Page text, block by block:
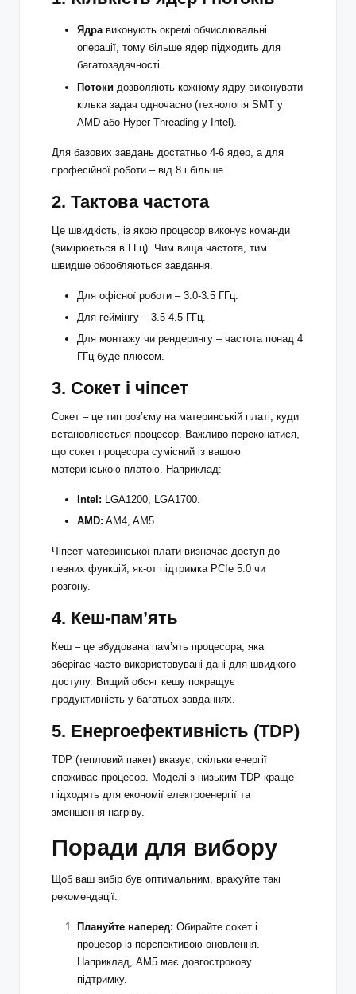
Ядравиконують окремі обчислювальні
операції, тому більше ядер підходить для
багатозадачності.
Потоки дозволяють кожному ядру виконувати
кілька задач одночасно (технологія SMT у
AMD або Hyper-Threading у Intel).
Для базових завдань достатньо 4-6 ядер, а для
професійної роботи – від 8 і більше.
2. Тактова частота
Це швидкість, із якою процесор виконує команди
(вимірюється в ГГц). Чим вища частота, тим
швидше обробляються завдання.
Для офісної роботи – 3.0-3.5 ГГц.
Для геймінгу – 3.5-4.5 ГГц.
Для монтажу чи рендерингу – частота понад 4
ГГц буде плюсом.
3. Сокет і чіпсет
Сокет – це тип роз’єму на материнській платі, куди
встановлюється процесор. Важливо переконатися,
що сокет процесора сумісний із вашою
материнською платою. Наприклад:
Intel: LGA1200, LGA1700.
AMD: AM4, AM5.
Чіпсет материнської плати визначає доступ до
певних функцій, як-от підтримка PCIe 5.0 чи
розгону.
4. Кеш-пам’ять
Кеш – це вбудована пам’ять процесора, яка
зберігає часто використовувані дані для швидкого
доступу. Вищий обсяг кешу покращує
продуктивність у багатьох завданнях.
5. Енергоефективність (TDP)
TDP (тепловий пакет) вказує, скільки енергії
споживає процесор. Моделі з низьким TDP краще
підходять для економії електроенергії та
зменшення нагріву.
Поради для вибору
Щоб ваш вибір був оптимальним, врахуйте такі
рекомендації:
Плануйте наперед: Обирайте сокет і
процесор із перспективою оновлення.
Наприклад, AM5 має довгострокову
підтримку.